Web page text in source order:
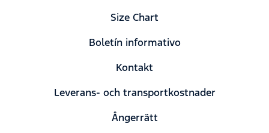
Size Chart
Boletín informativo
Kontakt
Leverans- och transportkostnader
Ångerrätt